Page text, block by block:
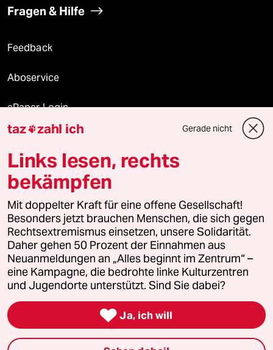
Fragen & Hilfe
Feedback
Aboservice
ePaper Login
Downloads für Abonnierende
© 2026 taz Verlags und Vertriebs GmbH
Alle Rechte vorbehalten. Bei rechtlichen Fragen oder für Genehmigungen
wenden Sie sich bitte an
lizenzen@taz.de
Feedback Redaktionsstatut Kommune-Richtlinien
Leitlinie Informant Datenschutz Impressum AGB
Seitenwende Einwilligungen widerrufen (Ads)
taz zahl ich Gerade nicht
Links lesen, rechts
bekämpfen
Mit doppelter Kraft für eine offene Gesellschaft!
Besonders jetzt brauchen Menschen, die sich gegen
Rechtsextremismus einsetzen, unsere Solidarität.
Daher gehen 50 Prozent der Einnahmen aus
Neuanmeldungen an „Alles beginnt im Zentrum“ –
eine Kampagne, die bedrohte linke Kulturzentren
und Jugendorte unterstützt. Sind Sie dabei?
 Ja, ich will